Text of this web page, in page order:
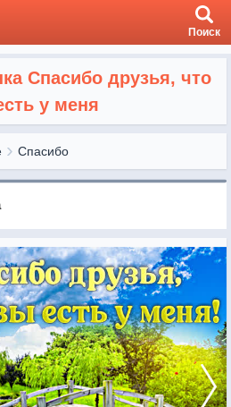
Поиск
Спасибо друзья, что
у меня
Спасибо